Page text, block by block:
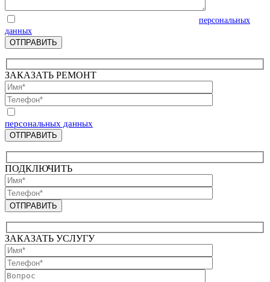
персональных
данных
ЗАКАЗАТЬ РЕМОНТ
персональных данных
ПОДКЛЮЧИТЬ
ЗАКАЗАТЬ УСЛУГУ